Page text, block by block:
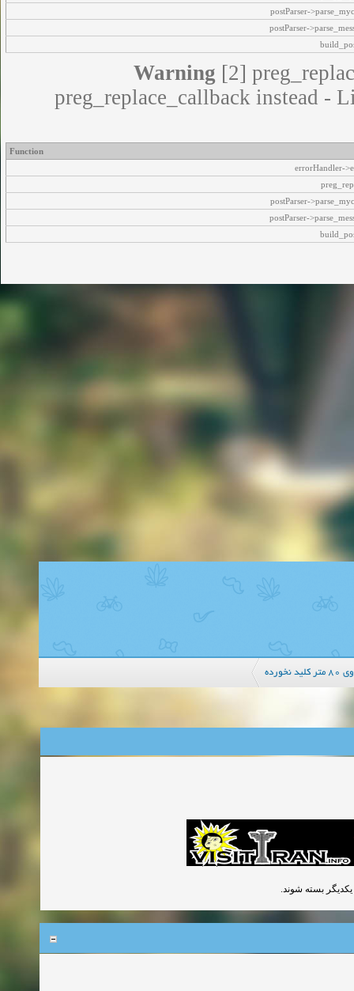
postParser-
postParser-
Warning [2]
preg_replace_callback instead -
Function
errorHandler-
postParser-
postParser-